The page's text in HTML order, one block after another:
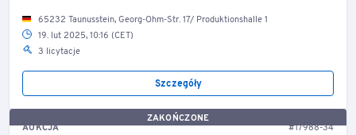
65232 Taunusstein, Georg-Ohm-Str. 17/ Produktionshalle 1
19. lut 2025, 10:16 (CET)
3 licytacje
Szczegóły
ZAKOŃCZONE
AUKCJA
#17988-34